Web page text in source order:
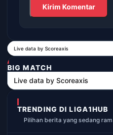
Live data by Scoreaxis
BIG MATCH
Live data by Scoreaxis
TRENDING DI LIGA1HUB
Pilihan berita yang sedang